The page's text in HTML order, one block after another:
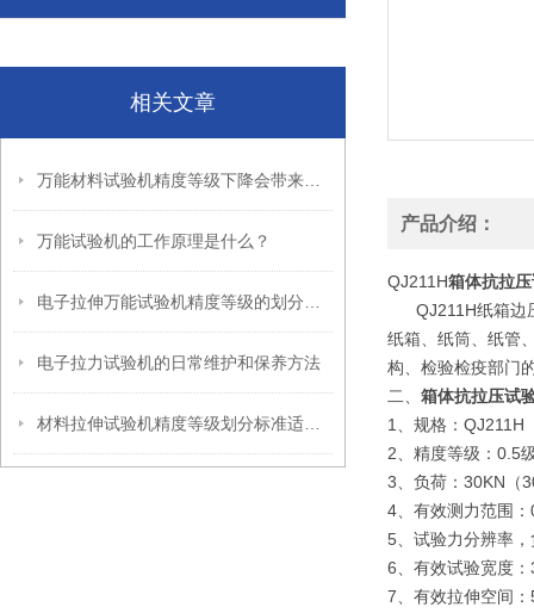
相关文章
万能试验机的工作原理是什么？
电子拉力试验机的日常维护和保养方法
产品介绍：
QJ211H箱体抗拉
QJ211H纸箱边压
纸箱、纸筒、纸管
构、检验检疫部门
二、 箱体抗拉压试
1、规格：QJ211H
2、精度等级：0.5
3、负荷：30KN（
4、有效测力范围
5、试验力分辨率
6、有效试验宽度
7、有效拉伸空间